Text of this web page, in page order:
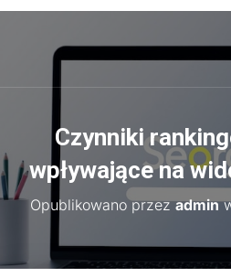
Czynniki
wpływające na
Opublikowano przezadmin